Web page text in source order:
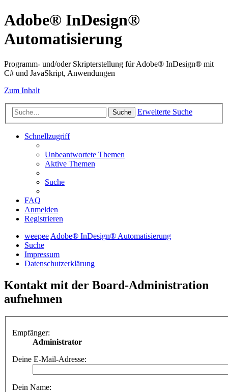
Adobe® InDesign®
Automatisierung
Programm- und/oder Skripterstellung für Adobe® InDesign® mit
C# und JavaSkript, Anwendungen
Zum Inhalt
Suche Erweiterte Suche
Schnellzugriff
Unbeantwortete Themen
Aktive Themen
Suche
FAQ
Anmelden
Registrieren
weepeeAdobe® InDesign® Automatisierung
Suche
Impressum
Datenschutzerklärung
Kontakt mit der Board-Administration
aufnehmen
Empfänger:
Administrator
Deine E-Mail-Adresse:
Dein Name: